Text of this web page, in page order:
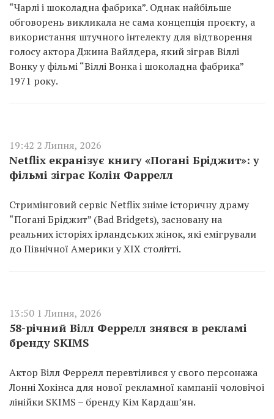
“Чарлі і шоколадна фабрика”. Однак найбільше
обговорень викликала не сама концепція проєкту, а
використання штучного інтелекту для відтворення
голосу актора Джина Вайлдера, який зіграв Віллі
Вонку у фільмі “Віллі Вонка і шоколадна фабрика”
1971 року.
19:42 2 Липня, 2026
Netflix екранізує книгу «Погані Бріджит»: у
фільмі зіграє Колін Фаррелл
Стримінговий сервіс Netflix зніме історичну драму
“Погані Бріджит” (Bad Bridgets), засновану на
реальних історіях ірландських жінок, які емігрували
до Північної Америки у XIX столітті.
13:50 1 Липня, 2026
58-річний Вілл Феррелл знявся в рекламі
бренду SKIMS
Актор Вілл Феррелл перевтілився у свого персонажа
Лонні Хокінса для нової рекламної кампанії чоловічої
лінійки SKIMS – бренду Кім Кардаш’ян.